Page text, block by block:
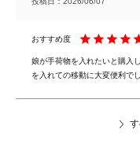
娘が手荷物を入れたいと購入
を入れての移動に大変便利で